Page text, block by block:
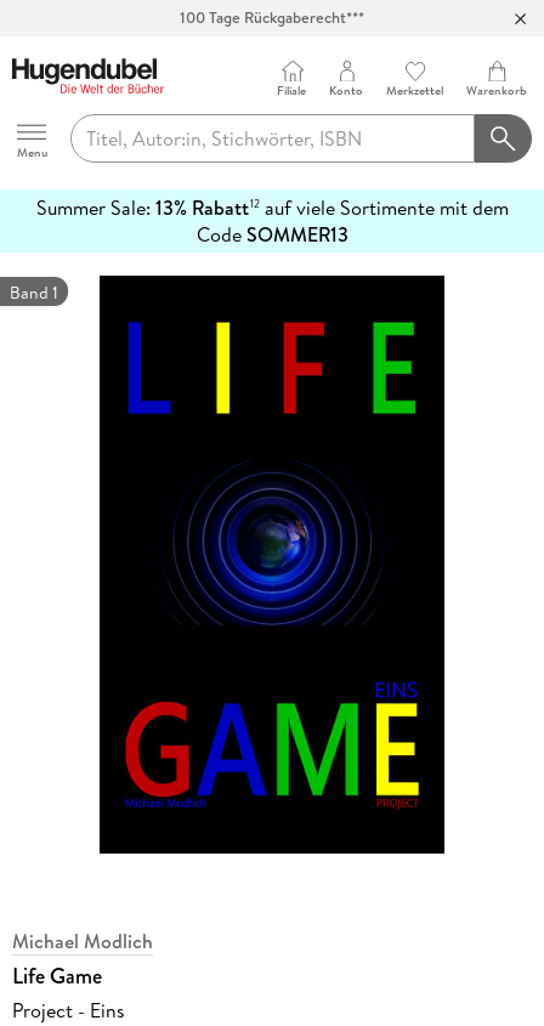
100 Tage Rückgaberecht***
Hugendubel
Menu
Filiale Konto Merkzettel Warenkorb
Summer Sale: 13% Rabatt12auf viele Sortimente mit dem
CodeSOMMER13
erfahren
Band 1
Michael Modlich
Life Game
Project - Eins